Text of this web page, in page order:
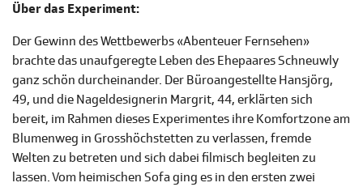
Über das Experiment:
Der Gewinn des Wettbewerbs «Abenteuer Fernsehen»
brachte das unaufgeregte Leben des Ehepaares Schneuwly
ganz schön durcheinander. Der Büroangestellte Hansjörg,
49, und die Nageldesignerin Margrit, 44, erklärten sich
bereit, im Rahmen dieses Experimentes ihre Komfortzone am
Blumenweg in Grosshöchstetten zu verlassen, fremde
Welten zu betreten und sich dabei filmisch begleiten zu
lassen. Vom heimischen Sofa ging es in den ersten zwei